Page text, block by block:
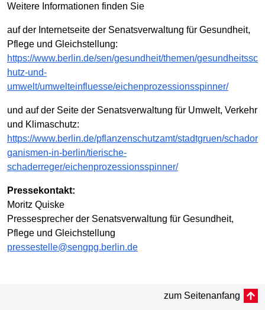
Weitere Informationen finden Sie
auf der Internetseite der Senatsverwaltung für Gesundheit,
Pflege und Gleichstellung:
https://www.berlin.de/sen/gesundheit/themen/gesundheitssc
hutz-und-
umwelt/umwelteinfluesse/eichenprozessionsspinner/
und auf der Seite der Senatsverwaltung für Umwelt, Verkehr
und Klimaschutz:
https://www.berlin.de/pflanzenschutzamt/stadtgruen/schador
ganismen-in-berlin/tierische-
schaderreger/eichenprozessionsspinner/
Pressekontakt:
Moritz Quiske
Pressesprecher der Senatsverwaltung für Gesundheit,
Pflege und Gleichstellung
pressestelle@sengpg.berlin.de
zum Seitenanfang